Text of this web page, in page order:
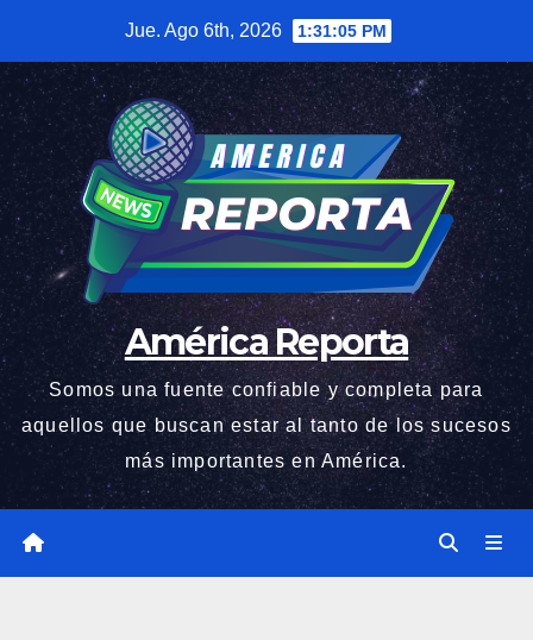
contenido
Jue. Ago 6th, 2026 1:31:05 PM
América Reporta
Somos una fuente confiable y completa para
aquellos que buscan estar al tanto de los sucesos
más importantes en América.